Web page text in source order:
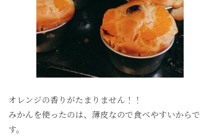
オレンジの香りがたまりません！！
みかんを使ったのは、薄皮なので食べやすいからで
す。